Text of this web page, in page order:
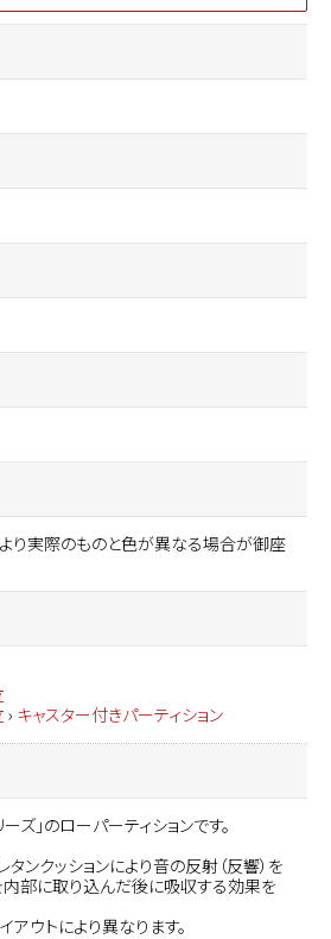
り実際のものと色が異なる場合が御座
› キャスター付きパーティション
ズ」のローパーティションです。
ンクッションにより音の反射（反響）を
内部に取り込んだ後に吸収する効果を
ウトにより異なります。